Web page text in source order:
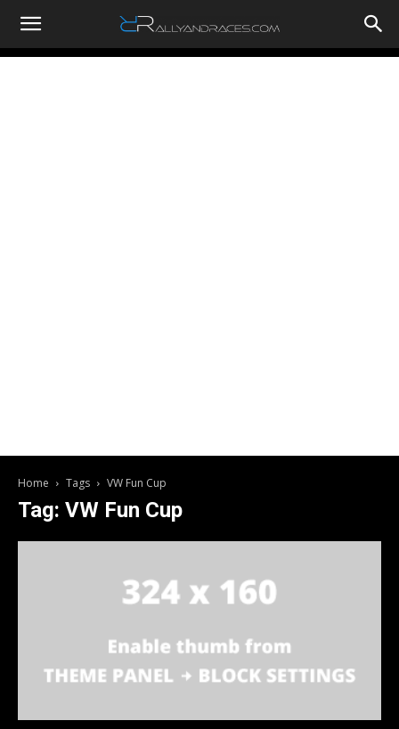
RallyandRaces.com
Home Tags VW Fun Cup
Tag: VW Fun Cup